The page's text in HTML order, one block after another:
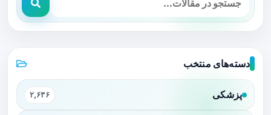
دسته‌های منتخب
پزشکی ۲,۶۳۶